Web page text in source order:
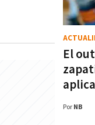
El
Por NB